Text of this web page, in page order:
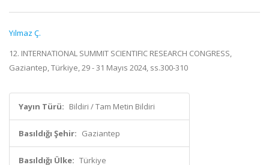
Yılmaz Ç.
12. INTERNATIONAL SUMMIT SCIENTIFIC RESEARCH CONGRESS,
Gaziantep, Türkiye, 29 - 31 Mayıs 2024, ss.300-310
Yayın Türü: Bildiri / Tam Metin Bildiri
Basıldığı Şehir: Gaziantep
Basıldığı Ülke: Türkiye